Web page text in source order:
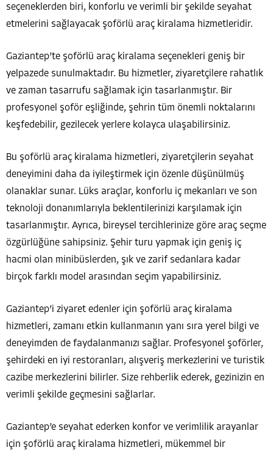
seçeneklerden biri, konforlu ve verimli bir şekilde seyahat
etmelerini sağlayacak şoförlü araç kiralama hizmetleridir.
Gaziantep’te şoförlü araç kiralama seçenekleri geniş bir
yelpazede sunulmaktadır. Bu hizmetler, ziyaretçilere rahatlık
ve zaman tasarrufu sağlamak için tasarlanmıştır. Bir
profesyonel şoför eşliğinde, şehrin tüm önemli noktalarını
keşfedebilir, gezilecek yerlere kolayca ulaşabilirsiniz.
Bu şoförlü araç kiralama hizmetleri, ziyaretçilerin seyahat
deneyimini daha da iyileştirmek için özenle düşünülmüş
olanaklar sunar. Lüks araçlar, konforlu iç mekanları ve son
teknoloji donanımlarıyla beklentilerinizi karşılamak için
tasarlanmıştır. Ayrıca, bireysel tercihlerinize göre araç seçme
özgürlüğüne sahipsiniz. Şehir turu yapmak için geniş iç
hacmi olan minibüslerden, şık ve zarif sedanlara kadar
birçok farklı model arasından seçim yapabilirsiniz.
Gaziantep’i ziyaret edenler için şoförlü araç kiralama
hizmetleri, zamanı etkin kullanmanın yanı sıra yerel bilgi ve
deneyimden de faydalanmanızı sağlar. Profesyonel şoförler,
şehirdeki en iyi restoranları, alışveriş merkezlerini ve turistik
cazibe merkezlerini bilirler. Size rehberlik ederek, gezinizin en
verimli şekilde geçmesini sağlarlar.
Gaziantep’e seyahat ederken konfor ve verimlilik arayanlar
için şoförlü araç kiralama hizmetleri, mükemmel bir